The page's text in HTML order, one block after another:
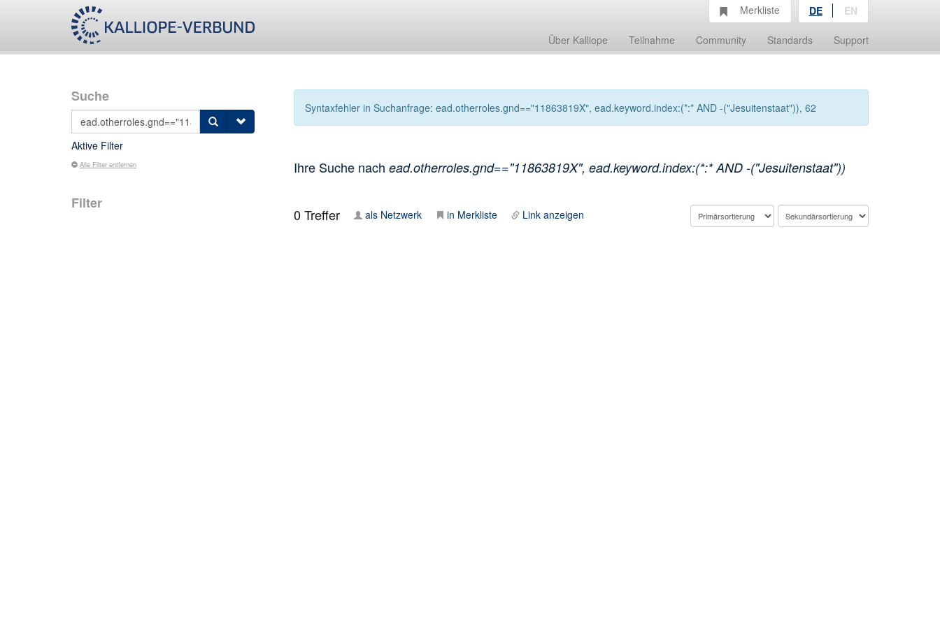
Über Kalliope Teilnahme Community Standards Support
Merkliste DE EN
Suche
Aktive Filter
Alle Filter entfernen
Filter
Syntaxfehler in Suchanfrage: ead.otherroles.gnd=="11863819X", ead.keyword.index:(*:* AND -("Jesuitenstaat")), 62
Ihre Suche nach ead.otherroles.gnd=="11863819X", ead.keyword.index:(*:* AND -("Jesuitenstaat"))
0Treffer als Netzwerk in Merkliste Link anzeigen